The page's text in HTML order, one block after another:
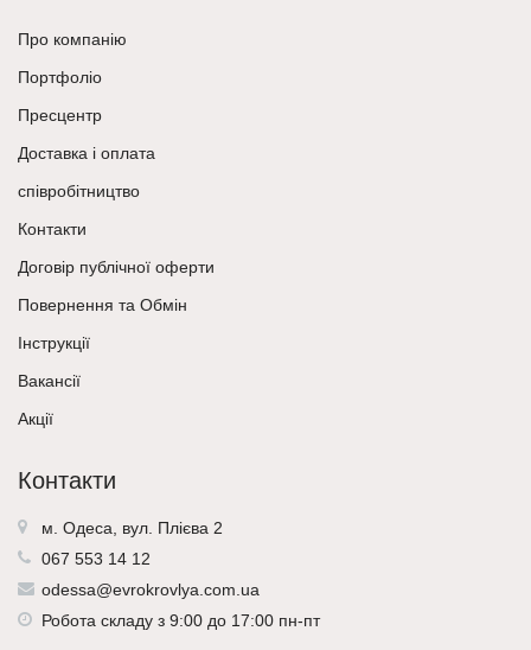
Про компанію
Портфоліо
Пресцентр
Доставка і оплата
співробітництво
Контакти
Договір публічної оферти
Повернення та Обмін
Інструкції
Вакансії
Акції
Контакти
м. Одеса, вул. Плієва 2
067 553 14 12
odessa@evrokrovlya.com.ua
Робота складу з 9:00 до 17:00 пн-пт